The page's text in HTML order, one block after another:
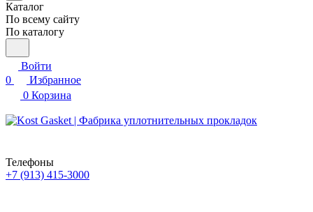
Каталог
По всему сайту
По каталогу
Войти
0
Избранное
0 Корзина
Телефоны
+7 (913) 415-3000